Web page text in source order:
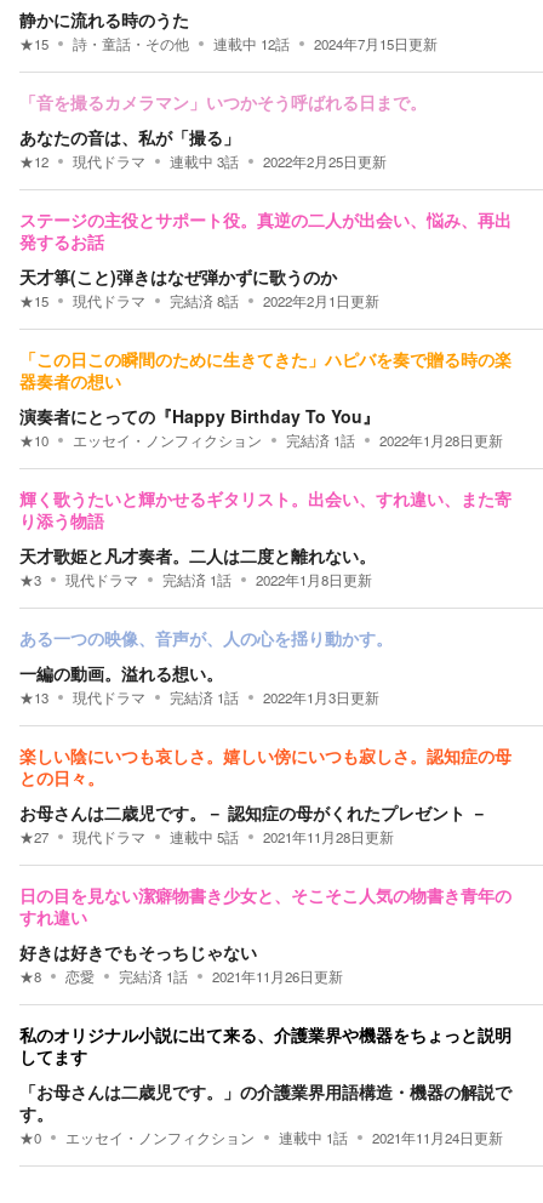
静かに流れる時のうた
★15 詩・童話・その他 連載中 12話 2024年7月15日更新
「音を撮るカメラマン」いつかそう呼ばれる日まで。
あなたの音は、私が「撮る」
★12 現代ドラマ 連載中 3話 2022年2月25日更新
ステージの主役とサポート役。真逆の二人が出会い、悩み、再出
発するお話
天才箏(こと)弾きはなぜ弾かずに歌うのか
★15 現代ドラマ 完結済8話 2022年2月1日更新
「この日この瞬間のために生きてきた」ハピバを奏で贈る時の楽
器奏者の想い
演奏者にとっての『Happy Birthday To You』
★10 エッセイ・ノンフィクション 完結済 1話 2022年1月28日更新
輝く歌うたいと輝かせるギタリスト。出会い、すれ違い、また寄
り添う物語
天才歌姫と凡才奏者。二人は二度と離れない。
★3 現代ドラマ 完結済 1話 2022年1月8日更新
ある一つの映像、音声が、人の心を揺り動かす。
一編の動画。溢れる想い。
★13 現代ドラマ 完結済 1話 2022年1月3日更新
楽しい陰にいつも哀しさ。嬉しい傍にいつも寂しさ。認知症の母
との日々。
お母さんは二歳児です。－ 認知症の母がくれたプレゼント －
★27 現代ドラマ 連載中 5話 2021年11月28日更新
日の目を見ない潔癖物書き少女と、そこそこ人気の物書き青年の
すれ違い
好きは好きでもそっちじゃない
★8 恋愛 完結済 1話 2021年11月26日更新
私のオリジナル小説に出て来る、介護業界や機器をちょっと説明
してます
「お母さんは二歳児です。」の介護業界用語構造・機器の解説で
す。
★0 エッセイ・ノンフィクション 連載中 1話 2021年11月24日更新